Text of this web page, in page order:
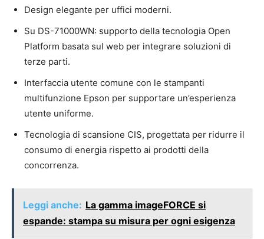
Design elegante per uffici moderni.
Su DS-71000WN: supporto della tecnologia Open
Platform basata sul web per integrare soluzioni di
terze parti.
Interfaccia utente comune con le stampanti
multifunzione Epson per supportare un’esperienza
utente uniforme.
Tecnologia di scansione CIS, progettata per ridurre il
consumo di energia rispetto ai prodotti della
concorrenza.
Leggi anche: La gamma imageFORCE si
espande: stampa su misura per ogni esigenza